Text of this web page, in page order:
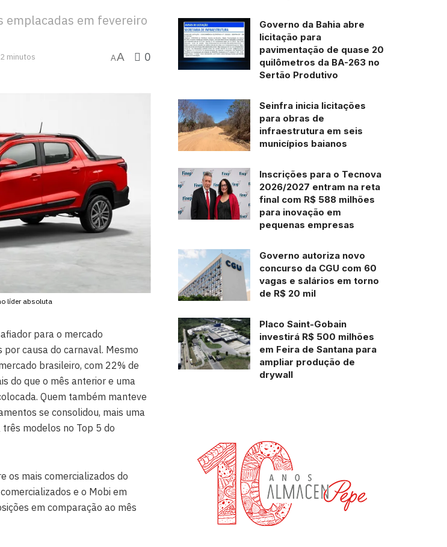
emplacadas em fevereiro
minutos AA 0
líder absoluta
para o mercado
causa do carnaval. Mesmo
brasileiro, com 22% de
do que o mês anterior e uma
Quem também manteve
se consolidou, mais uma
três modelos no Top 5 do
os mais comercializados do
e o Mobi em
em comparação ao mês
Governo da Bahia abre
licitação para
pavimentação de quase 20
quilômetros da BA-263 no
Sertão Produtivo
Seinfra inicia licitações
para obras de
infraestrutura em seis
municípios baianos
Inscrições para o Tecnova
2026/2027 entram na reta
final com R$ 588 milhões
para inovação em
pequenas empresas
Governo autoriza novo
concurso da CGU com 60
vagas e salários em torno
de R$ 20 mil
Placo Saint-Gobain
investirá R$ 500 milhões
em Feira de Santana para
ampliar produção de
drywall